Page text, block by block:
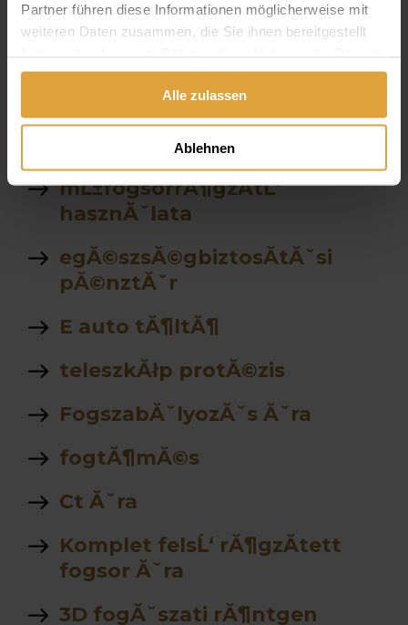
Partner führen diese Informationen möglicherweise mit
weiteren Daten zusammen, die Sie ihnen bereitgestellt
haben oder die sie im Rahmen Ihrer Nutzung der Dienste
gesammelt haben.
Alle zulassen
Ablehnen
fekete tea
allon
fogkĹ‘ eltĂˇvolitĂˇs Ăˇra
mĹ±fogsorrĂ¶gzĂ­tĹ‘
hasznĂˇlata
egĂ©szsĂ©gbiztosĂ­tĂˇsi
pĂ©nztĂˇr
E auto tĂ¶ltĂ¶
teleszkĂłp protĂ©zis
FogszabĂˇlyozĂˇs Ăˇra
fogtĂ¶mĂ©s
Ct Ăˇra
Komplet felsĹ‘ rĂ¶gzĂ­tett
fogsor Ăˇra
3D fogĂˇszati rĂ¶ntgen